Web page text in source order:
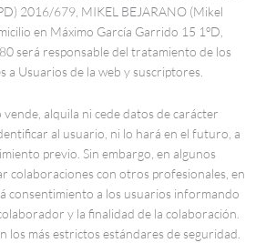
2016/679, MIKEL BEJARANO (Mikel
en Máximo García Garrido 15 1ºD,
será responsable del tratamiento de los
Usuarios de la web y suscriptores.
alquila ni cede datos de carácter
al usuario, ni lo hará en el futuro, a
previo. Sin embargo, en algunos
colaboraciones con otros profesionales, en
consentimiento a los usuarios informando
y la finalidad de la colaboración.
los más estrictos estándares de seguridad.